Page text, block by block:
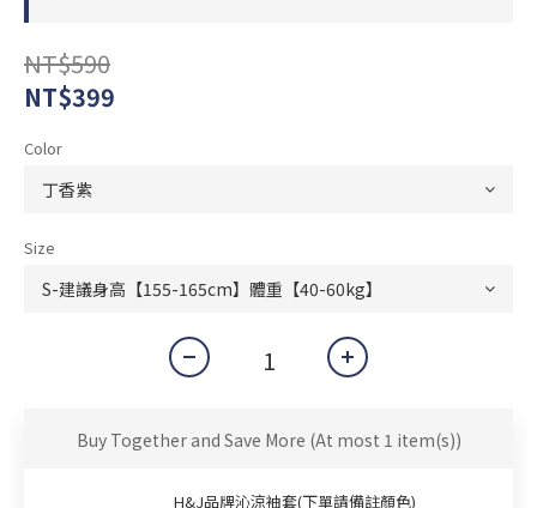
NT$590
NT$399
Color
Size
Buy Together and Save More (At most 1 item(s))
H&J品牌沁涼袖套(下單請備註顏色)